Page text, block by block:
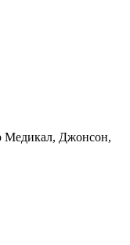
Медикал, Джонсон,